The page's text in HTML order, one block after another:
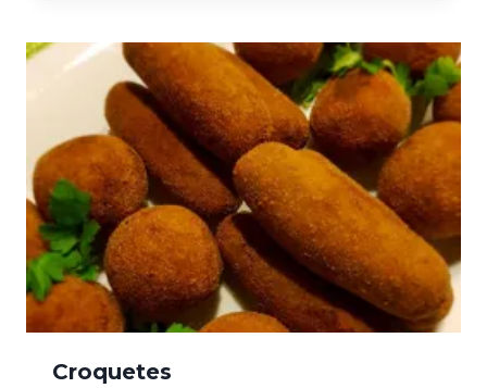
Croquetes